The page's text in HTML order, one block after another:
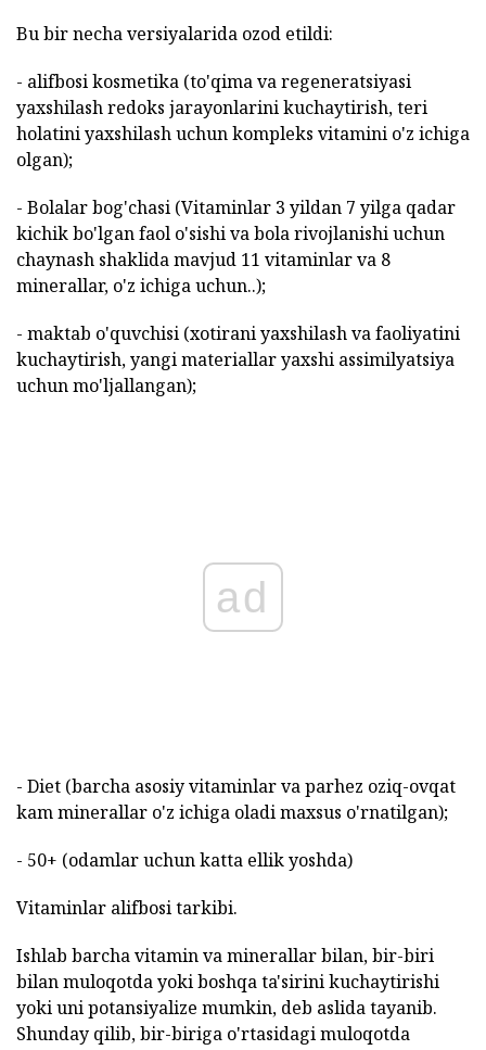
Bu bir necha versiyalarida ozod etildi:
- alifbosi kosmetika (to'qima va regeneratsiyasi
yaxshilash redoks jarayonlarini kuchaytirish, teri
holatini yaxshilash uchun kompleks vitamini o'z ichiga
olgan);
- Bolalar bog'chasi (Vitaminlar 3 yildan 7 yilga qadar
kichik bo'lgan faol o'sishi va bola rivojlanishi uchun
chaynash shaklida mavjud 11 vitaminlar va 8
minerallar, o'z ichiga uchun..);
- maktab o'quvchisi (xotirani yaxshilash va faoliyatini
kuchaytirish, yangi materiallar yaxshi assimilyatsiya
uchun mo'ljallangan);
ad
- Diet (barcha asosiy vitaminlar va parhez oziq-ovqat
kam minerallar o'z ichiga oladi maxsus o'rnatilgan);
- 50+ (odamlar uchun katta ellik yoshda)
Vitaminlar alifbosi tarkibi.
Ishlab barcha vitamin va minerallar bilan, bir-biri
bilan muloqotda yoki boshqa ta'sirini kuchaytirishi
yoki uni potansiyalize mumkin, deb aslida tayanib.
Shunday qilib, bir-biriga o'rtasidagi muloqotda